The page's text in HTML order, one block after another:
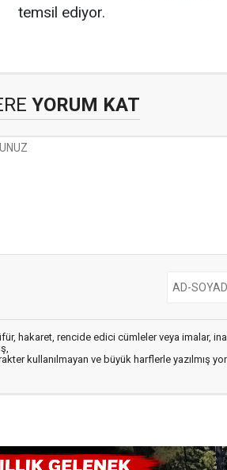
temsil ediyor.
YORUM KAT
hakaret, rencide edici cümleler veya imalar,
kullanılmayan ve büyük harflerle yazılmış